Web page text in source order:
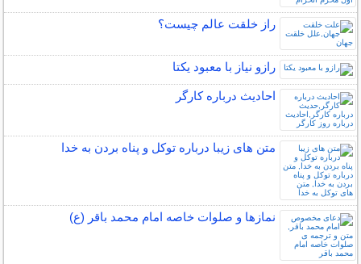
راز خلقت عالم چيست؟
رازو نیاز با معبود یکتا
احادیث درباره کارگر
متن های زیبا درباره توکل و پناه بردن به خدا
نمازها و صلوات خاصه امام محمد باقر (ع)